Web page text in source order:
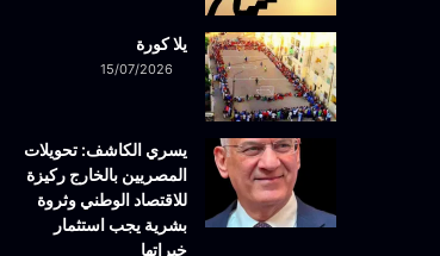
يلا كورة
15/07/2026
يسري الكاشف: تحويلات
المصريين بالخارج ركيزة
للاقتصاد الوطني وثروة
بشرية يجب استثمار
خبراتها